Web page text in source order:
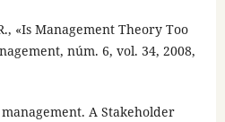
«Is Management Theory Too
núm. 6, vol. 34, 2008,
A Stakeholder